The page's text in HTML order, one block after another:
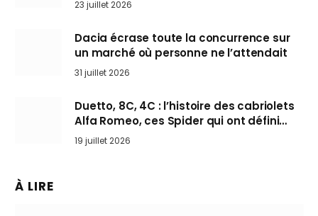
23 juillet 2026
Dacia écrase toute la concurrence sur
un marché où personne ne l’attendait
31 juillet 2026
Duetto, 8C, 4C : l’histoire des cabriolets
Alfa Romeo, ces Spider qui ont défini
l’art de rouler cheveux au vent
19 juillet 2026
À LIRE